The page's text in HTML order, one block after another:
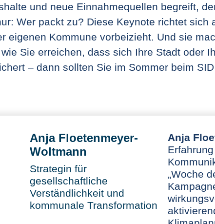
und neue Einnahmequellen begreift,
Wer packt zu? Diese Keynote richtet
eigenen Kommune vorbeizieht. Und sie
Sie erreichen, dass sich Ihre Stadt oder
– dann sollten Sie im Sommer beim SID
Anja Floetenmeyer-
Woltmann
Strategin für
gesellschaftliche
Verständlichkeit und
kommunale Transformation
Anja
„Woche